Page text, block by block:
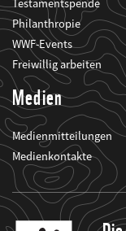
Philanthropie
WWF-Events
Freiwillig arbeiten
Medien
Medienmitteilungen
Medienkontakte